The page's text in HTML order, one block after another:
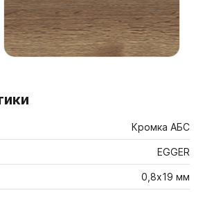
Кромка АБС
EGGER
0,8х19 мм